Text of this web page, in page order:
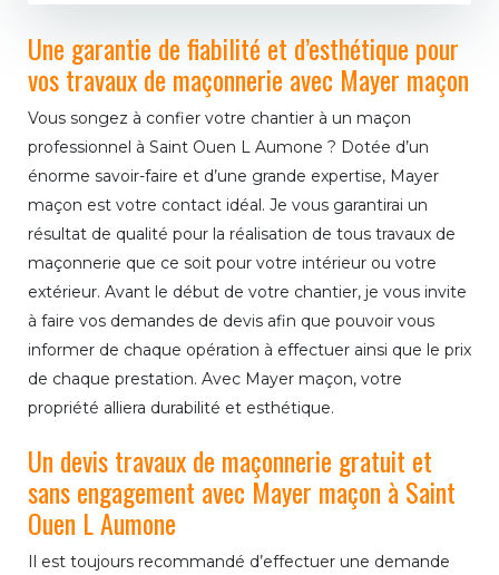
Une garantie de fiabilité et d’esthétique pour
vos travaux de maçonnerie avec Mayer maçon
Vous songez à confier votre chantier à un maçon
professionnel à Saint Ouen L Aumone ? Dotée d’un
énorme savoir-faire et d’une grande expertise, Mayer
maçon est votre contact idéal. Je vous garantirai un
résultat de qualité pour la réalisation de tous travaux de
maçonnerie que ce soit pour votre intérieur ou votre
extérieur. Avant le début de votre chantier, je vous invite
à faire vos demandes de devis afin que pouvoir vous
informer de chaque opération à effectuer ainsi que le prix
de chaque prestation. Avec Mayer maçon, votre
propriété alliera durabilité et esthétique.
Un devis travaux de maçonnerie gratuit et
sans engagement avec Mayer maçon à Saint
Ouen L Aumone
Il est toujours recommandé d’effectuer une demande